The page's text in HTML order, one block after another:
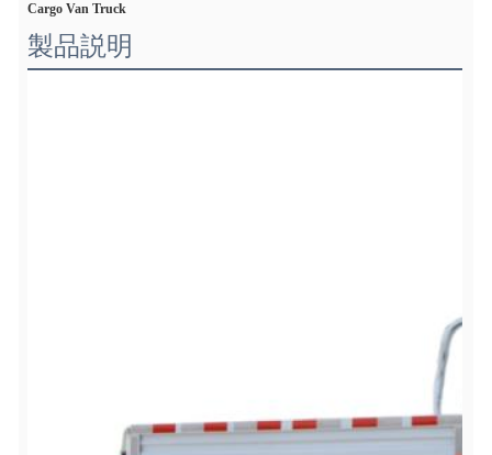
Cargo Van Truck
製品説明